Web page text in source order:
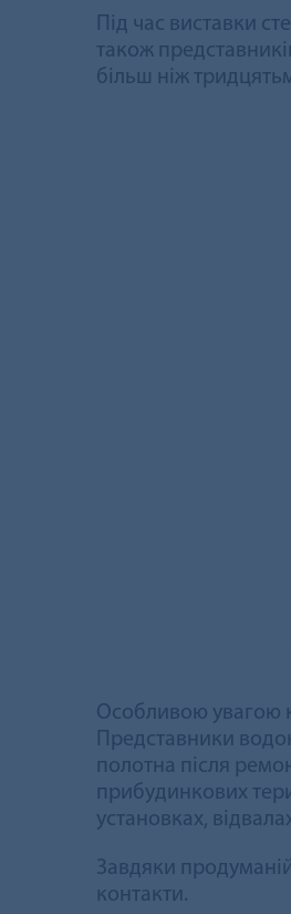
Під час виставки
також
більш ніж
Особливою увагою
Представники
полотна після
прибудинкових
установках,
Завдяки
контакти.